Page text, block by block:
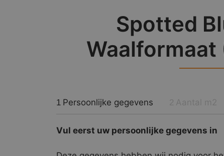
Spotted
1 Persoonlijke gegevens
Vul eerst uw persoonlijke gegevens in